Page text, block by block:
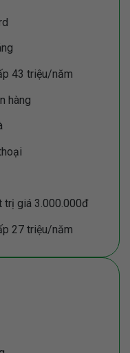
43 triệu/năm
hàng
trị giá 3.000.000đ
27 triệu/năm